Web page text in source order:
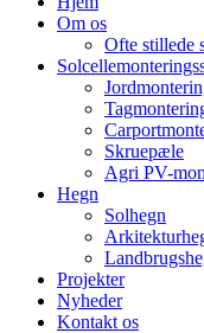
Om os
Ofte stillede
Skruepæle
Agri PV-
Hegn
Solhegn
Projekter
Nyheder
Kontakt os